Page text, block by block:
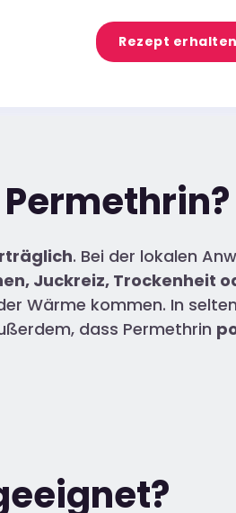
Rezept erhalten
. Bei der lokalen
Juckreiz, Trockenheit
Wärme kommen. In
dass Permethrin